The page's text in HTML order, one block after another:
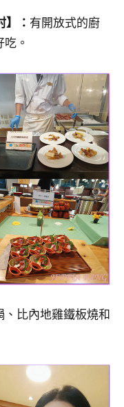
】： 有開放式的廚
。
比內地雞鐵板燒和